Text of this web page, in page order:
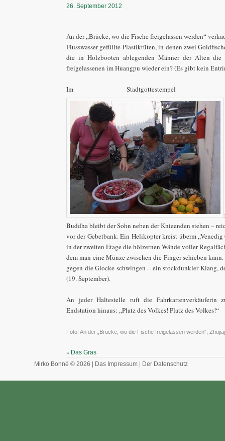
26. September 2012
An der „Brücke, wo die Fische freigelassen werden“
Flusswasser gefüllte Plastiktüten, in denen zwei
die in Holzbooten ablegenden Männer der Alten die
freigelassenen im Huangpu wieder ein? (Es gibt kein
Im Stadtgottestempel
Buddha bleibt der Sohn neben der Knieenden stehen –
vor der Gebetbank. Ein Helikopter kreist überm
in der zweiten Etage die hölzernen Wände voller
dem man eine Münze zwischen die Finger schieben
gegen die Glocke schwingen – ein stockdunkler Klang,
(19. September).
An jeder Haltestelle ruft die Fahrkartenverkäuferin
Endstation hinaus: „Platz des Volkes! Platz des Volkes!“
Foto: An der „Brücke, wo die Fische freigelassen werden“,
» Das Gras
Mirko Bonné © 2026 |
Das Impressum Der Datenschutz